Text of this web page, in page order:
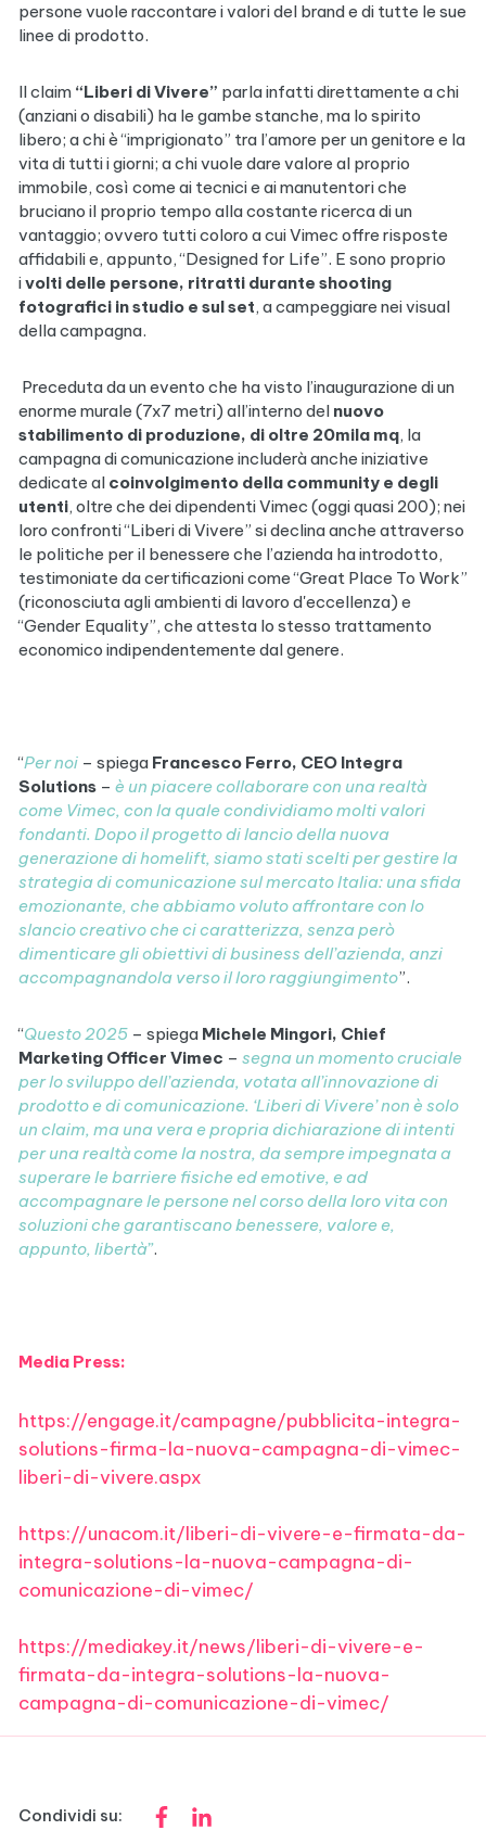
persone vuole raccontare i valori del brand e di tutte le sue
linee di prodotto.
Il claim “Liberi di Vivere” parla infatti direttamente a chi
(anziani o disabili) ha le gambe stanche, ma lo spirito
libero; a chi è “imprigionato” tra l’amore per un genitore e la
vita di tutti i giorni; a chi vuole dare valore al proprio
immobile, così come ai tecnici e ai manutentori che
bruciano il proprio tempo alla costante ricerca di un
vantaggio; ovvero tutti coloro a cui Vimec offre risposte
affidabili e, appunto, “Designed for Life”. E sono proprio
ivolti delle persone, ritratti durante shooting
fotografici in studio e sul set, a campeggiare nei visual
della campagna.
Preceduta da un evento che ha visto l’inaugurazione di un
enorme murale (7x7 metri) all’interno del nuovo
stabilimento di produzione, di oltre 20mila mq, la
campagna di comunicazione includerà anche iniziative
dedicate al coinvolgimento della community e degli
utenti, oltre che dei dipendenti Vimec (oggi quasi 200); nei
loro confronti “Liberi di Vivere” si declina anche attraverso
le politiche per il benessere che l’azienda ha introdotto,
testimoniate da certificazioni come “Great Place To Work”
(riconosciuta agli ambienti di lavoro d'eccellenza) e
“Gender Equality”, che attesta lo stesso trattamento
economico indipendentemente dal genere.
“Per noi – spiega Francesco Ferro, CEO Integra
Solutions – è un piacere collaborare con una realtà
come Vimec, con la quale condividiamo molti valori
fondanti. Dopo il progetto di lancio della nuova
generazione di homelift, siamo stati scelti per gestire la
strategia di comunicazione sul mercato Italia: una sfida
emozionante, che abbiamo voluto affrontare con lo
slancio creativo che ci caratterizza, senza però
dimenticare gli obiettivi di business dell’azienda, anzi
accompagnandola verso il loro raggiungimento”.
“Questo 2025 – spiega Michele Mingori, Chief
Marketing Officer Vimec – segna un momento cruciale
per lo sviluppo dell’azienda, votata all’innovazione di
prodotto e di comunicazione. ‘Liberi di Vivere’ non è solo
un claim, ma una vera e propria dichiarazione di intenti
per una realtà come la nostra, da sempre impegnata a
superare le barriere fisiche ed emotive, e ad
accompagnare le persone nel corso della loro vita con
soluzioni che garantiscano benessere, valore e,
appunto, libertà”.
Media Press:
https://engage.it/campagne/pubblicita-integra-
solutions-firma-la-nuova-campagna-di-vimec-
liberi-di-vivere.aspx
https://unacom.it/liberi-di-vivere-e-firmata-da-
integra-solutions-la-nuova-campagna-di-
comunicazione-di-vimec/
https://mediakey.it/news/liberi-di-vivere-e-
firmata-da-integra-solutions-la-nuova-
campagna-di-comunicazione-di-vimec/
Condividi su: